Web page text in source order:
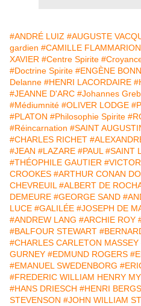
#ANDRÉ LUIZ #AUGUSTE
gardien #CAMILLE FLAMMARION
XAVIER #Centre Spirite
#Doctrine Spirite #ENGÈNE
Delanne #HENRI LACORDAIRE
#JEANNE D'ARC #Johannes
#Médiumnité #OLIVER LODGE
#PLATON #Philosophie Spirite
#Réincarnation #SAINT
#CHARLES RICHET
#JEAN #LAZARE #PAUL #SAINT
#THÉOPHILE GAUTIER
CROOKES #ARTHUR CONAN
CHEVREUIL #ALBERT DE
DEMEURE #GEORGE SAND
LUCE #GALILÉE #JOSEPH DE
#ANDREW LANG #ARCHIE ROY
#BALFOUR STEWART
#CHARLES CARLETON MASSEY
GURNEY #EDMUND ROGERS
#EMANUEL SWEDENBORG
#FREDERIC WILLIAM HENRY
#HANS DRIESCH #HENRI
STEVENSON #JOHN WILLIAM